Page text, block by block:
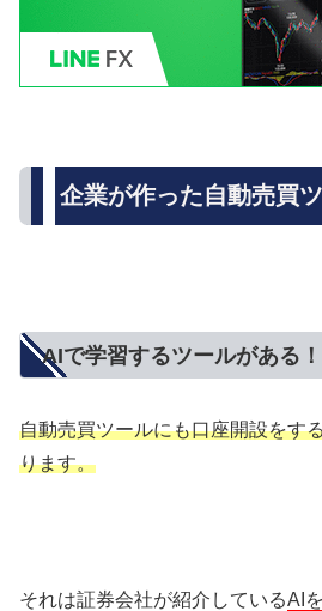
企業が作った自動売買
AIで学習するツールがある！
自動売買ツールにも口座開設をす
ります。
それは証券会社が紹介しているAI